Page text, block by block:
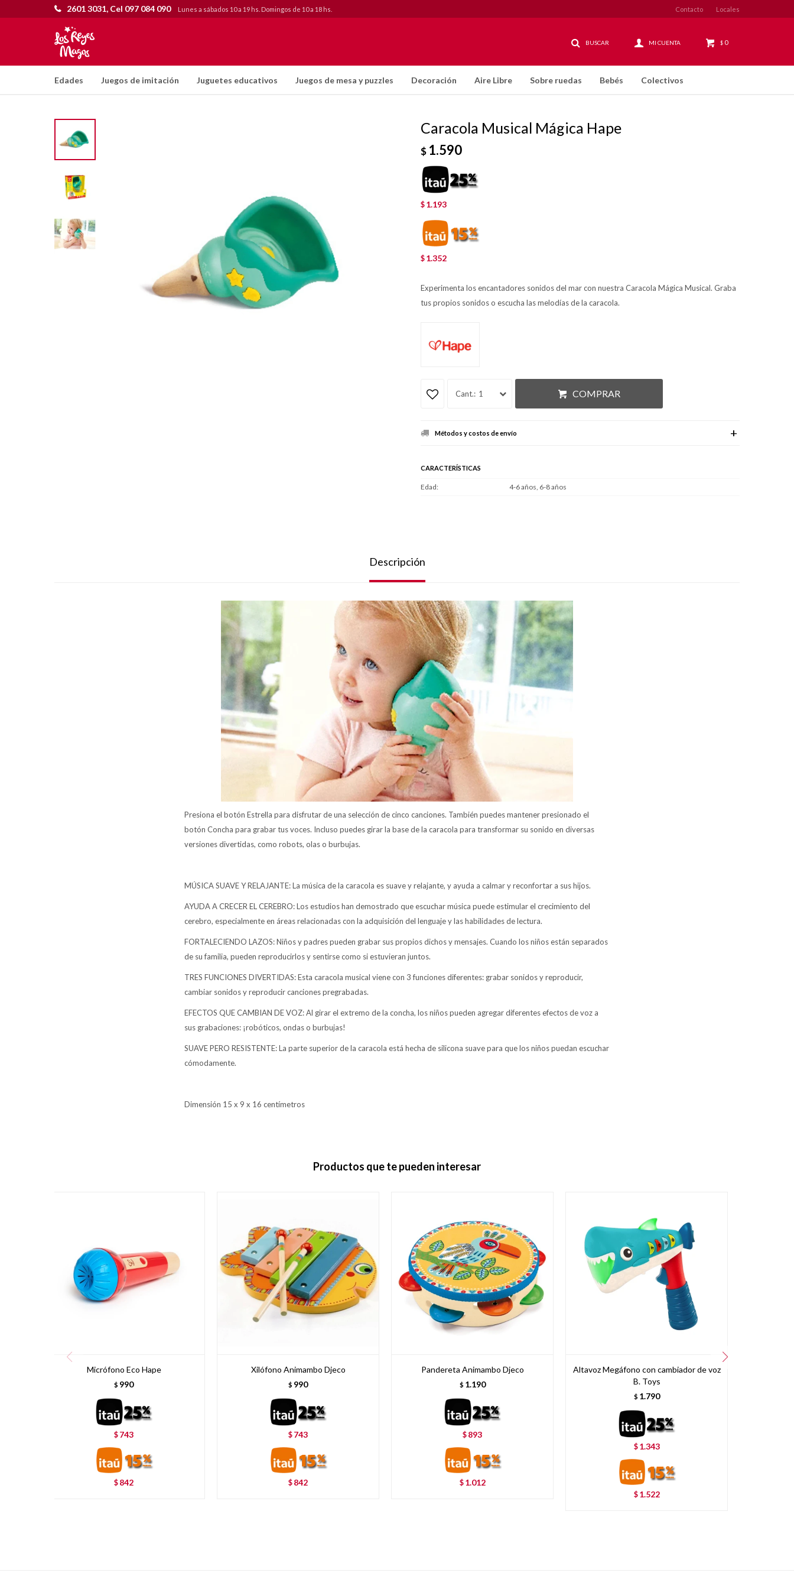
Edades Juegos de imitación Juguetes educativos Juegos de mesa y puzzles Decoración Aire Libre Sobre ruedas Bebés Colectivos
$ 0
2601 3031, Cel 097 084 090 Lunes a sábados 10 a 19 hs. Domingos de 10 a 18 hs. Contacto Locales
Caracola Musical Mágica Hape
$ 1.590
$ 1.193
$ 1.352
Experimenta los encantadores sonidos del mar con nuestra Caracola Mágica Musical. Graba
tus propios sonidos o escucha las melodías de la caracola.
1 COMPRAR
Métodos y costos de envío
CARACTERÍSTICAS
Edad 4-6 años, 6-8 años
Descripción
Presiona el botón Estrella para disfrutar de una selección de cinco canciones. También puedes mantener presionado el
botón Concha para grabar tus voces. Incluso puedes girar la base de la caracola para transformar su sonido en diversas
versiones divertidas, como robots, olas o burbujas.
MÚSICA SUAVE Y RELAJANTE: La música de la caracola es suave y relajante, y ayuda a calmar y reconfortar a sus hijos.
AYUDA A CRECER EL CEREBRO: Los estudios han demostrado que escuchar música puede estimular el crecimiento del
cerebro, especialmente en áreas relacionadas con la adquisición del lenguaje y las habilidades de lectura.
FORTALECIENDO LAZOS: Niños y padres pueden grabar sus propios dichos y mensajes. Cuando los niños están separados
de su familia, pueden reproducirlos y sentirse como si estuvieran juntos.
TRES FUNCIONES DIVERTIDAS: Esta caracola musical viene con 3 funciones diferentes: grabar sonidos y reproducir,
cambiar sonidos y reproducir canciones pregrabadas.
EFECTOS QUE CAMBIAN DE VOZ: Al girar el extremo de la concha, los niños pueden agregar diferentes efectos de voz a
sus grabaciones: ¡robóticos, ondas o burbujas!
SUAVE PERO RESISTENTE: La parte superior de la caracola está hecha de silicona suave para que los niños puedan escuchar
cómodamente.
Dimensión 15 x 9 x 16 centímetros
Productos que te pueden interesar
Micrófono Eco Hape
$ 990
$ 743
$ 842
Xilófono Animambo Djeco
$ 990
$ 743
$ 842
Pandereta Animambo Djeco
$ 1.190
$ 893
$ 1.012
Altavoz Megáfono con cambiador de voz
B. Toys
$ 1.790
$ 1.343
$ 1.522